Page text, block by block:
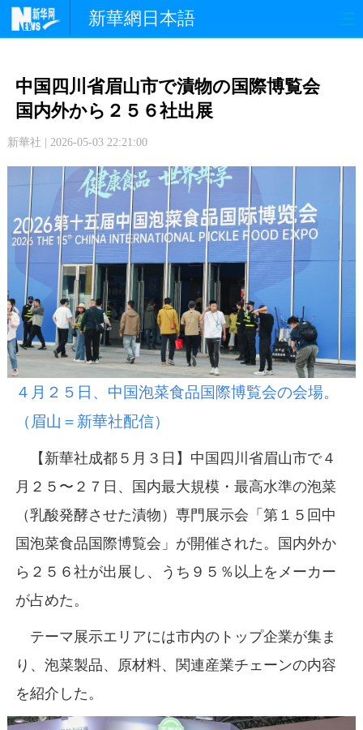
新華網日本語
文 化 観 光
中日交流
写 真
中国四川省眉山市で漬物の国際博覧会
国内外から２５６社出展
新華社 | 2026-05-03 22:21:00
４月２５日、中国泡菜食品国際博覧会の会場。
（眉山＝新華社配信）
【新華社成都５月３日】中国四川省眉山市で４
月２５〜２７日、国内最大規模・最高水準の泡菜
（乳酸発酵させた漬物）専門展示会「第１５回中
国泡菜食品国際博覧会」が開催された。国内外か
ら２５６社が出展し、うち９５％以上をメーカー
が占めた。
テーマ展示エリアには市内のトップ企業が集ま
り、泡菜製品、原材料、関連産業チェーンの内容
を紹介した。